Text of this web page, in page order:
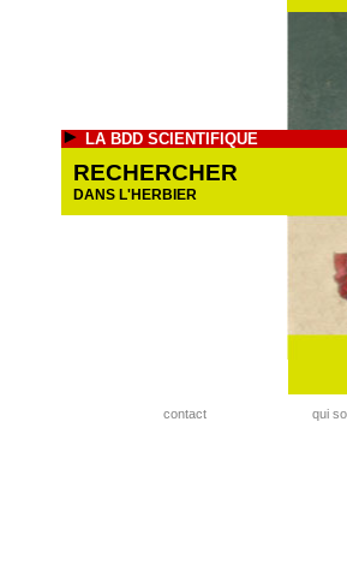
LA BDD SCIENTIFIQUE
RECHERCHER
DANS L'HERBIER
contact qui